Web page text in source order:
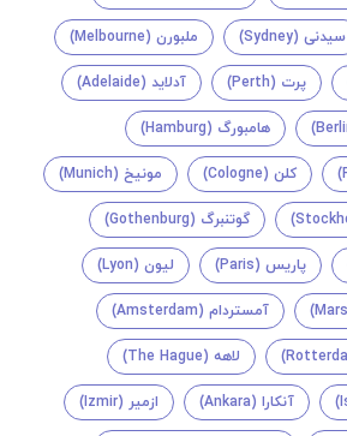
سیدنی (Sydney) ملبورن (Melbourne)
پرت (Perth) آدلاید (Adelaide)
هامبورگ (Hamburg)
کلن (Cologne) مونیخ (Munich)
گوتنبرگ (Gothenburg)
پاریس (Paris) لیون (Lyon)
آمستردام (Amsterdam)
لاهه (The Hague)
آنکارا (Ankara) ازمیر (Izmir)